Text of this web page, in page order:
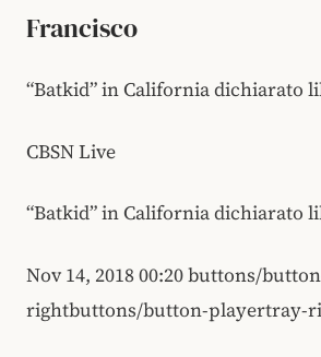
Francisco
“Batkid” in California dichiarato
CBSN Live
“Batkid” in California dichiarato
Nov 14, 2018 00:20 buttons/
rightbuttons/button-playertray-